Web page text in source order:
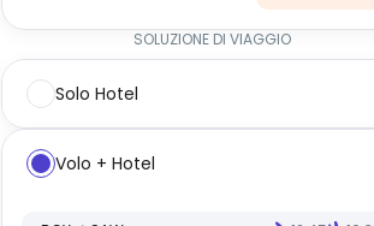
SOLUZIONE DI VIAGGIO
Solo Hotel
Volo + Hotel